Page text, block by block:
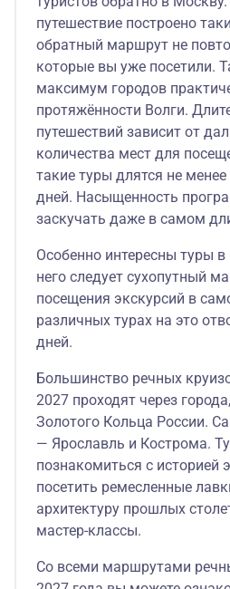
путешествие построено
обратный маршрут не
которые вы уже посетили.
максимум городов
протяжённости Волги.
путешествий зависит от
количества мест для
такие туры длятся не
дней. Насыщенность
заскучать даже в самом
Особенно интересны туры
него следует сухопутный
посещения экскурсий в
различных турах на это
дней.
Большинство речных
2027 проходят через
Золотого Кольца России.
— Ярославль и Кострома.
познакомиться с историей
посетить ремесленные
архитектуру прошлых
мастер-классы.
Со всеми маршрутами